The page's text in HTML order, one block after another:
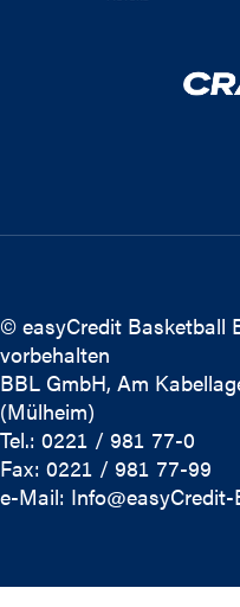
© easyCredit Basketball
vorbehalten
BBL GmbH, Am
(Mülheim)
Tel.: 0221 / 981 77-0
Fax: 0221 / 981 77-99
e-Mail: